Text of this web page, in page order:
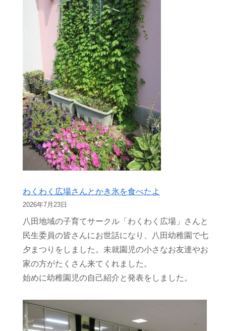
わくわく広場さんとかき氷を食べたよ
2026年7月23日
八田地域の子育てサークル「わくわく広場」さんと
民生委員の皆さんにお世話になり、八田幼稚園で七
夕まつりをしました。未就園児の小さなお友達やお
家の方がたくさん来てくれました。
始めに幼稚園児の自己紹介と発表をしました。